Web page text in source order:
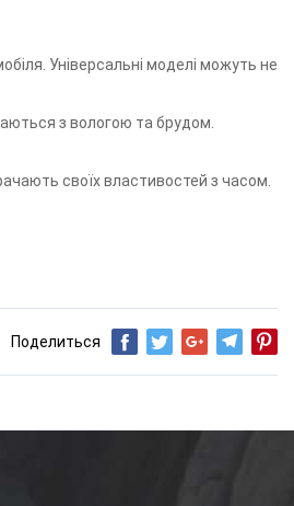
Універсальні моделі можуть не
з вологою та брудом.
своїх властивостей з часом.
Поделиться